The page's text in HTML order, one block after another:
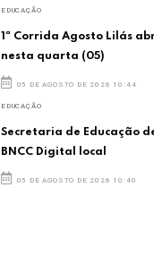
EDUCAÇÃO
1ª Corrida Agosto Lilás
nesta quarta (05)
05 DE AGOSTO DE 2026 10:44
EDUCAÇÃO
Secretaria de Educação
BNCC Digital local
05 DE AGOSTO DE 2026 10:40